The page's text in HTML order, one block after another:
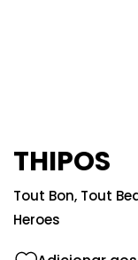
THIPOS
Tout Bon, Tout
Heroes